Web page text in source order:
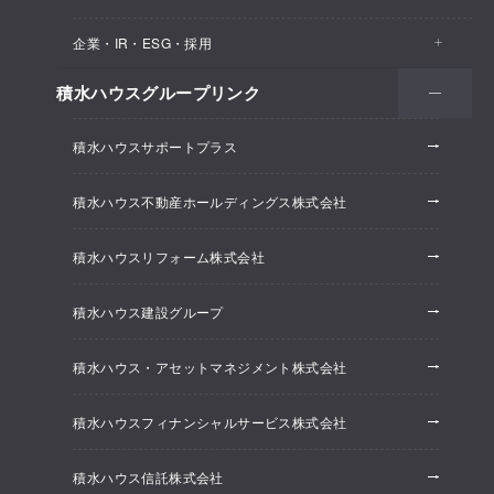
保育所・教育支援施設
オフィス・事務所
建築実例
オフィス系開発事業
ホテル系開発事業
大規模開発事業
賃貸マンション開発事業
企業・IR・ESG・採用
会社情報
株主・投資家情報
ESG経営
研究開発
採用情報
ニュースリリース
積水ハウスグループリンク
積水ハウスサポートプラス
積水ハウス不動産ホールディングス株式会社
積水ハウスリフォーム株式会社
積水ハウス建設グループ
積水ハウス・アセットマネジメント株式会社
積水ハウスフィナンシャルサービス株式会社
積水ハウス信託株式会社